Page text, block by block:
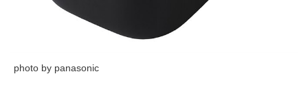
photo by panasonic